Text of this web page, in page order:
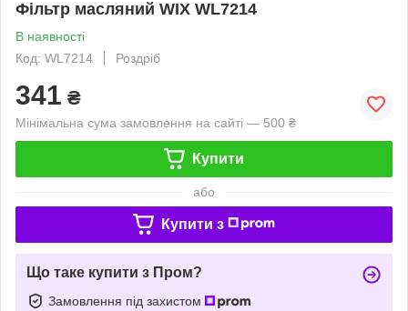
Фільтр масляний WIX WL7214
В наявності
Код: WL7214
Роздріб
341 ₴
Мінімальна сума замовлення на сайті — 500 ₴
Купити
або
Купити з
Що таке купити з Пром?
Замовлення під захистом